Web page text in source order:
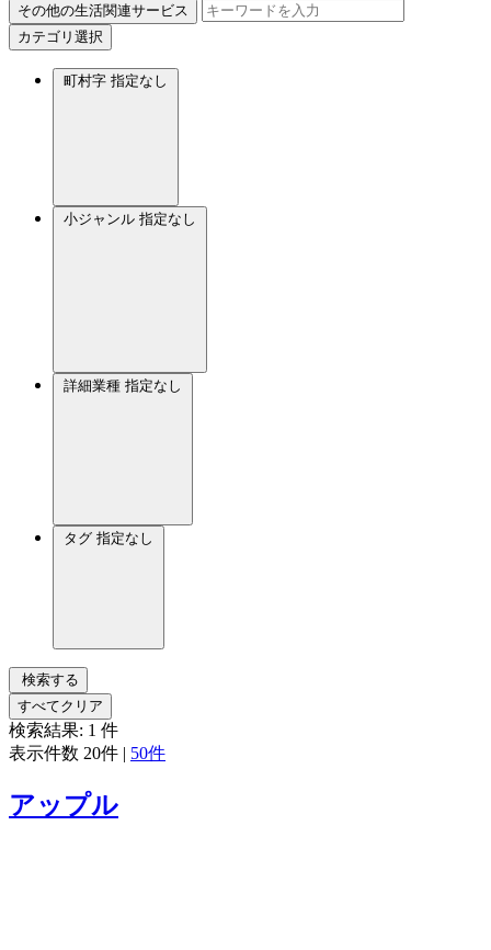
その他の生活関連サービス
カテゴリ選択
町村字 指定なし
小ジャンル 指定なし
詳細業種 指定なし
タグ 指定なし
検索する
すべてクリア
検索結果: 1 件
表示件数 20件 | 50件
アップル